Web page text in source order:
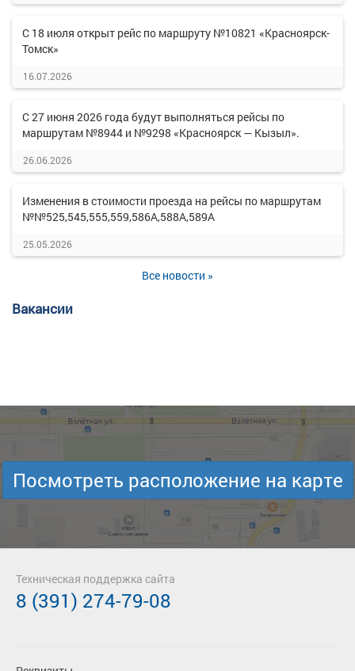
С 18 июля открыт рейс по маршруту №10821 «Красноярск-
Томск»
16.07.2026
С 27 июня 2026 года будут выполняться рейсы по
маршрутам №8944 и №9298 «Красноярск — Кызыл».
26.06.2026
Изменения в стоимости проезда на рейсы по маршрутам
№№525,545,555,559,586А,588А,589А
25.05.2026
Все новости »
Вакансии
Посмотреть расположение на карте
Техническая поддержка сайта
8 (391) 274-79-08